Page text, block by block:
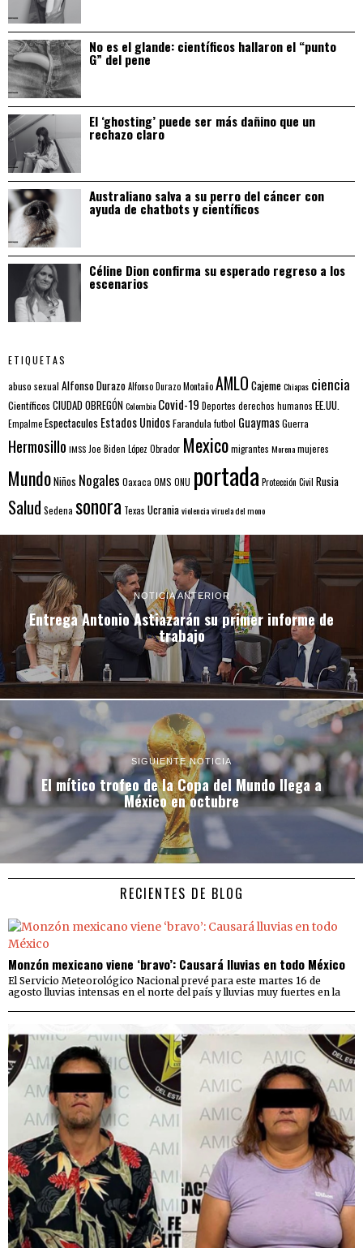
No es el glande: científicos hallaron el “punto
G” del pene
El ‘ghosting’ puede ser más dañino que un
rechazo claro
Australiano salva a su perro del cáncer con
ayuda de chatbots y científicos
Céline Dion confirma su esperado regreso a los
escenarios
ETIQUETAS
abuso sexual Alfonso DurazoAlfonso Durazo MontañoAMLO CajemeChiapas ciencia
Científicos CIUDAD OBREGÓNColombia Covid-19 Deportes derechos humanos EE.UU.
EmpalmeEspectaculos Estados UnidosFarandulafutbol GuaymasGuerra
Hermosillo IMSS Joe Biden López Obrador Mexicomigrantes Morenamujeres
MundoNiños Nogales Oaxaca OMS ONU portada Protección Civil Rusia
Salud Sedena sonora Texas Ucraniaviolenciaviruela del mono
NOTICIA ANTERIOR
Entrega Antonio Astiazarán su primer informe de
trabajo
SIGUIENTE NOTICIA
El mítico trofeo de la Copa del Mundo llega a
México en octubre
RECIENTES DE BLOG
Monzón mexicano viene ‘bravo’: Causará lluvias en todo México
El Servicio Meteorológico Nacional prevé para este martes 16 de
agosto lluvias intensas en el norte del país y lluvias muy fuertes en la